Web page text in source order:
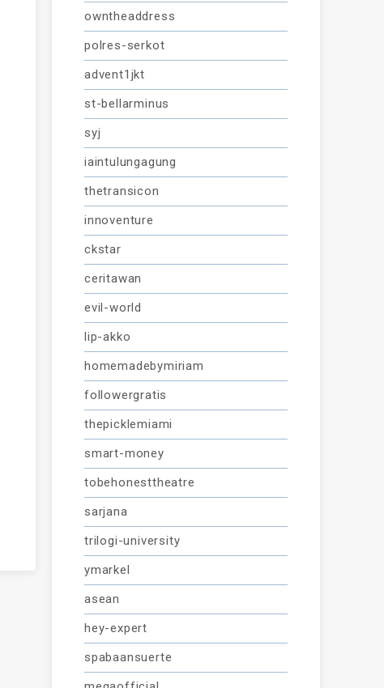
owntheaddress
polres-serkot
advent1jkt
st-bellarminus
syj
iaintulungagung
thetransicon
innoventure
ckstar
ceritawan
evil-world
lip-akko
homemadebymiriam
followergratis
thepicklemiami
smart-money
tobehonesttheatre
sarjana
trilogi-university
ymarkel
asean
hey-expert
spabaansuerte